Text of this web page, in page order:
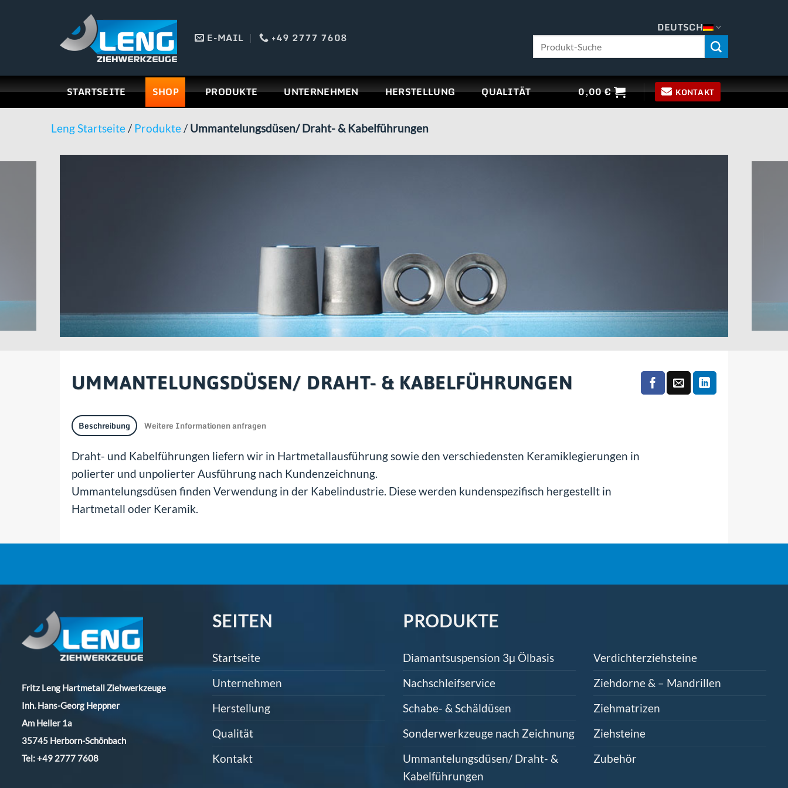
E-MAIL +49 2777 7608
DEUTSCH
STARTSEITE SHOP PRODUKTE UNTERNEHMEN HERSTELLUNG QUALITÄT 0,00€ KONTAKT
Leng Startseite/ Produkte/ Ummantelungsdüsen/ Draht- & Kabelführungen
UMMANTELUNGSDÜSEN/ DRAHT- & KABELFÜHRUNGEN
Beschreibung Weitere Informationen anfragen
Draht- und Kabelführungen liefern wir in Hartmetallausführung sowie den verschiedensten Keramiklegierungen in
polierter und unpolierter Ausführung nach Kundenzeichnung.
Ummantelungsdüsen finden Verwendung in der Kabelindustrie. Diese werden kundenspezifisch hergestellt in
Hartmetall oder Keramik.
Fritz Leng Hartmetall Ziehwerkzeuge
Inh. Hans-Georg Heppner
Am Heller 1a
35745 Herborn-Schönbach
Tel:+49 2777 7608
SEITEN
Startseite
Unternehmen
Herstellung
Qualität
Kontakt
PRODUKTE
Diamantsuspension 3μ Ölbasis
Nachschleifservice
Schabe- & Schäldüsen
Sonderwerkzeuge nach Zeichnung
Ummantelungsdüsen/ Draht- &
Kabelführungen
Verdichterziehsteine
Ziehdorne & – Mandrillen
Ziehmatrizen
Ziehsteine
Zubehör